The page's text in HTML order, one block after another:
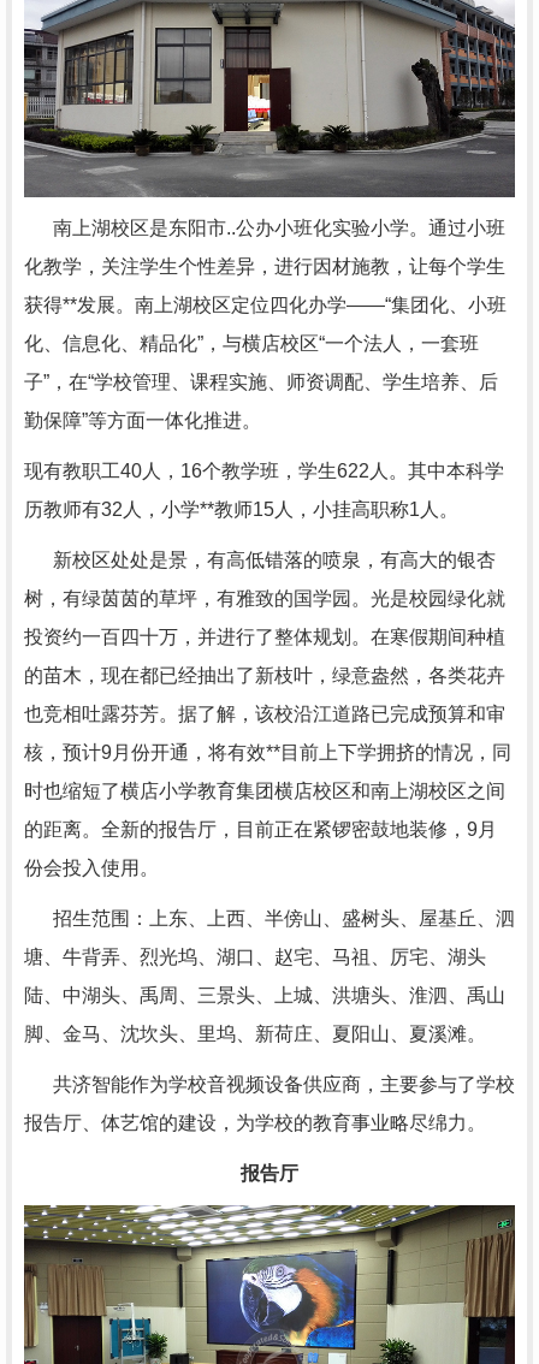
南上湖校区是东阳市..公办小班化实验小学。通过小班
化教学，关注学生个性差异，进行因材施教，让每个学生
获得**发展。南上湖校区定位四化办学——“集团化、小班
化、信息化、精品化”，与横店校区“一个法人，一套班
子”，在“学校管理、课程实施、师资调配、学生培养、后
勤保障”等方面一体化推进。
现有教职工40 人， 16个教学班，学生622 人。其中本科学
历教师有32 人，小学**教师15 人，小挂高职称1 人。
新校区处处是景，有高低错落的喷泉，有高大的银杏
树，有绿茵茵的草坪，有雅致的国学园。光是校园绿化就
投资约一百四十万，并进行了整体规划。在寒假期间种植
的苗木，现在都已经抽出了新枝叶，绿意盎然，各类花卉
也竞相吐露芬芳。据了解，该校沿江道路已完成预算和审
核，预计9月份开通，将有效**目前上下学拥挤的情况，同
时也缩短了横店小学教育集团横店校区和南上湖校区之间
的距离。全新的报告厅，目前正在紧锣密鼓地装修， 9月
份会投入使用。
招生范围：上东、上西、半傍山、盛树头、屋基丘、泗
塘、牛背弄、烈光坞、湖口、赵宅、马祖、厉宅、湖头
陆、中湖头、禹周、三景头、上城、洪塘头、淮泗、禹山
脚、金马、沈坎头、里坞、新荷庄、夏阳山、夏溪滩。
共济智能作为学校音视频设备供应商，主要参与了学校
报告厅、体艺馆的建设，为学校的教育事业略尽绵力。
报告厅